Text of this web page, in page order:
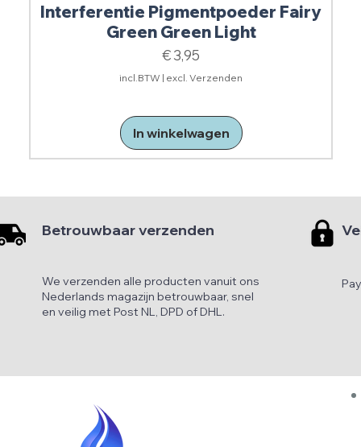
Interferentie Pigmentpoeder Fairy
Green Green Light
Prijs
€ 3,95
incl.BTW | excl. Verzenden
In winkelwagen
Betrouwbaar verzenden
We verzenden alle producten vanuit ons
Nederlands magazijn betrouwbaar, snel
en veilig met Post NL, DPD of DHL.